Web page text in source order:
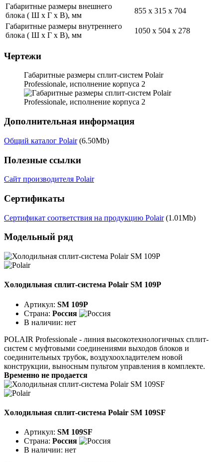
Габаритные размеры внешнего
блока ( Ш х Г х В), мм
855 х 315 х 704
Габаритные размеры внутреннего
блока ( Ш х Г х В), мм
1050 х 504 х 278
Чертежи
Габаритные размеры сплит-систем Polair
Professionale, исполнение корпуса 2
Дополнительная информация
Общий каталог Polair(6.50Mb)
Полезные ссылки
Сайт производителя Polair
Сертификаты
Сертификат соответствия на продукцию Polair(1.01Mb)
Модельный ряд
Холодильная сплит-система Polair SM 109P
Артикул: SM 109P
Страна: Россия
В наличии: нет
POLAIR Professionale - линия высокотехнологичных сплит-
систем с муфтовыми соединениями выходов блоков и
соединительных трубок, воздухоохладителем новой
конструкции, выносным пультом управления в комплекте.
Временно не продается
Холодильная сплит-система Polair SM 109SF
Артикул: SM 109SF
Страна: Россия
В наличии: нет